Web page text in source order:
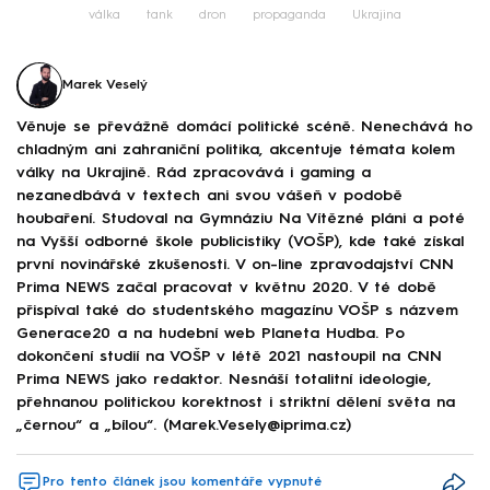
válka tank dron propaganda Ukrajina
Marek Veselý
Věnuje se převážně domácí politické scéně. Nenechává ho
chladným ani zahraniční politika, akcentuje témata kolem
války na Ukrajině. Rád zpracovává i gaming a
nezanedbává v textech ani svou vášeň v podobě
houbaření. Studoval na Gymnáziu Na Vítězné pláni a poté
na Vyšší odborné škole publicistiky (VOŠP), kde také získal
první novinářské zkušenosti. V on-line zpravodajství CNN
Prima NEWS začal pracovat v květnu 2020. V té době
přispíval také do studentského magazínu VOŠP s názvem
Generace20 a na hudební web Planeta Hudba. Po
dokončení studií na VOŠP v létě 2021 nastoupil na CNN
Prima NEWS jako redaktor. Nesnáší totalitní ideologie,
přehnanou politickou korektnost i striktní dělení světa na
„černou“ a „bílou“. (Marek.Vesely@iprima.cz)
Pro tento článek jsou komentáře vypnuté